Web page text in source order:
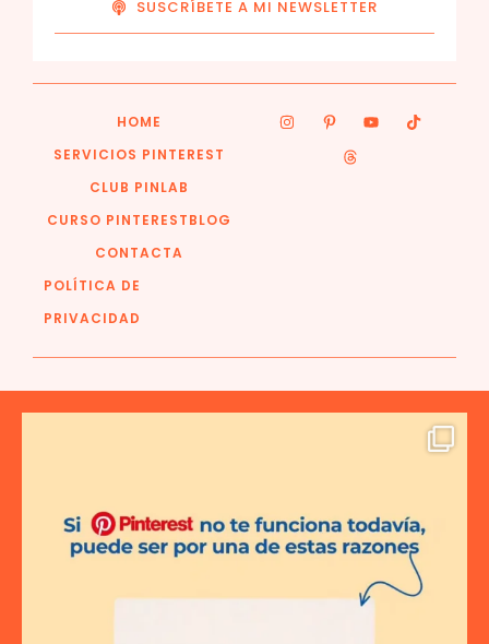
SUSCRÍBETE A MI NEWSLETTER
HOME
SERVICIOS PINTEREST
CLUB PINLAB
CURSO PINTERESTBLOG
CONTACTA
POLÍTICA DE
PRIVACIDAD